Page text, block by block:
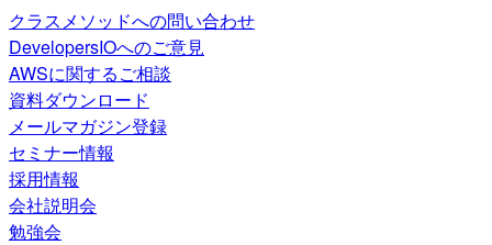
クラスメソッドへの問い合わせ
DevelopersIOへのご意見
AWSに関するご相談
資料ダウンロード
メールマガジン登録
セミナー情報
採用情報
会社説明会
勉強会